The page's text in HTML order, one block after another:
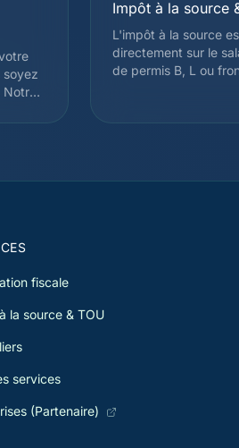
Notre
Impôt à la source
L'impôt à la source
directement sur le
de permis B, L ou
Ultérieure (TOU)
fiscale
la source & TOU
services
(Partenaire)